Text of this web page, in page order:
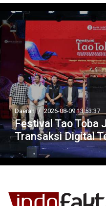
Daerah / 2026-08-09 13:53:37
Festival Tao Toba
Transaksi Digital